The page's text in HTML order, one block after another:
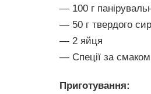
— 100 г
— 50 г твердого
— 2 яйця
— Спеції за смаком
Приготування: